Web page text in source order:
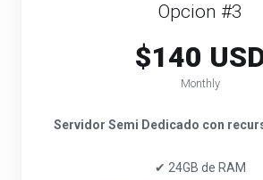
Opcion #3
$140
Monthly
Servidor Semi Dedicado con
✔ 24GB de RAM